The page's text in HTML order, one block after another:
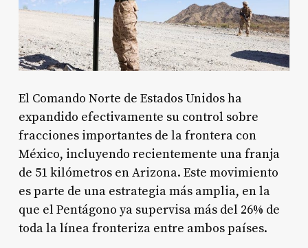
El Comando Norte de Estados Unidos ha
expandido efectivamente su control sobre
fracciones importantes de la frontera con
México, incluyendo recientemente una franja
de 51 kilómetros en Arizona. Este movimiento
es parte de una estrategia más amplia, en la
que el Pentágono ya supervisa más del 26% de
toda la línea fronteriza entre ambos países.